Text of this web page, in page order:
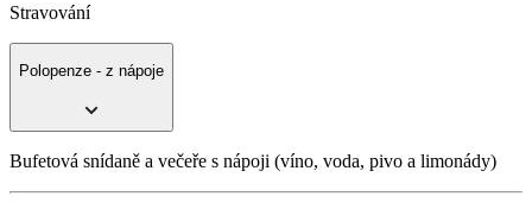
Stravování
Polopenze - z nápoje
Bufetová snídaně a večeře s nápoji (víno, voda, pivo a limonády)